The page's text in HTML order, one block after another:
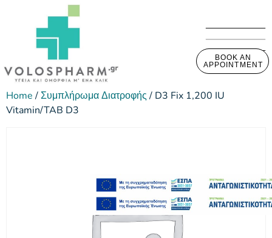
BOOK AN
APPOINTMENT
Home/Συμπλήρωμα Διατροφής/ D3 Fix 1,200 IU
Vitamin/TAB D3